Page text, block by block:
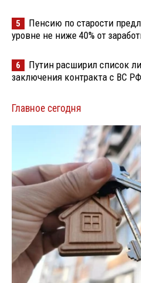
5
Пенсию по старости
уровне не ниже 40% от
6
Путин расширил список
заключения контракта с ВС РФ
Главное сегодня